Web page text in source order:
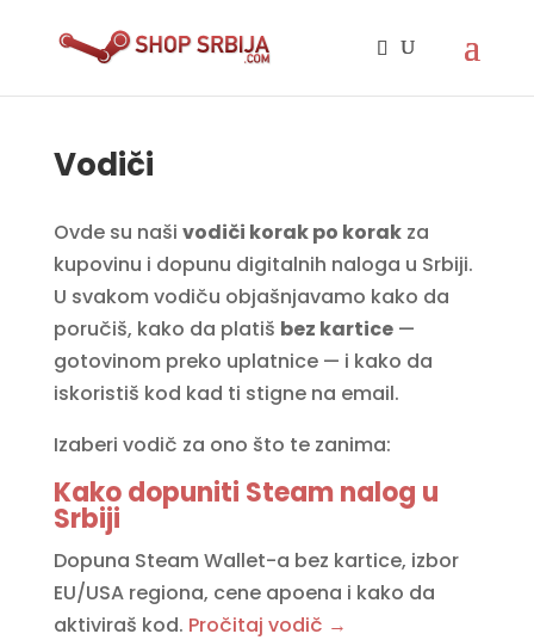
Vodiči
Ovde su naši vodiči korak po korakza
kupovinu i dopunu digitalnih naloga u Srbiji.
U svakom vodiču objašnjavamo kako da
poručiš, kako da platiš bez kartice—
gotovinom preko uplatnice — i kako da
iskoristiš kod kad ti stigne na email.
Izaberi vodič za ono što te zanima:
Kako dopuniti Steam nalog u
Srbiji
Dopuna Steam Wallet-a bez kartice, izbor
EU/USA regiona, cene apoena i kako da
aktiviraš kod. Pročitaj vodič →